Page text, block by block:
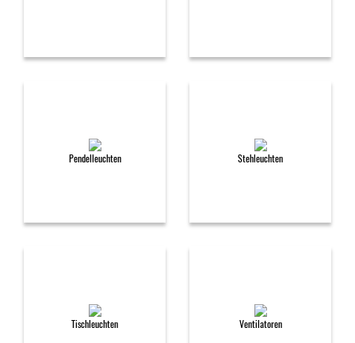
Pendelleuchten Stehleuchten
Tischleuchten Ventilatoren